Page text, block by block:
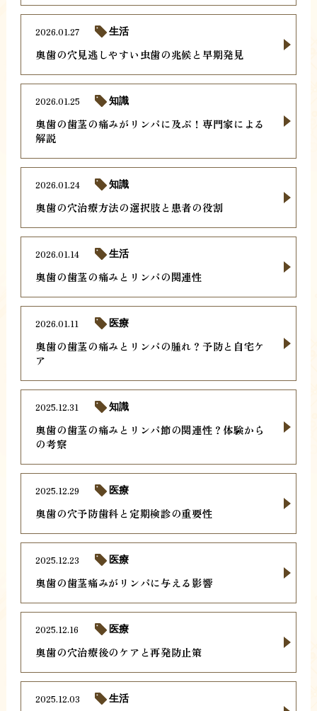
奥歯の穴見逃しやすい虫歯の兆候と早期発見
2026.01.27 生活
奥歯の歯茎の痛みがリンパに及ぶ！専門家による
解説
2026.01.25 知識
奥歯の穴治療方法の選択肢と患者の役割
2026.01.24 知識
奥歯の歯茎の痛みとリンパの関連性
2026.01.14 生活
奥歯の歯茎の痛みとリンパの腫れ？予防と自宅ケ
ア
2026.01.11 医療
奥歯の歯茎の痛みとリンパ節の関連性？体験から
の考察
2025.12.31 知識
奥歯の穴予防歯科と定期検診の重要性
2025.12.29 医療
奥歯の歯茎痛みがリンパに与える影響
2025.12.23 医療
奥歯の穴治療後のケアと再発防止策
2025.12.16 医療
2025.12.03 生活